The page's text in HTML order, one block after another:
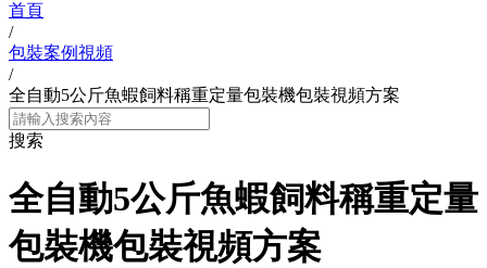
首頁
/
包裝案例視頻
/
全自動5公斤魚蝦飼料稱重定量包裝機包裝視頻方案
搜索
全自動5公斤魚蝦飼料稱重定量
包裝機包裝視頻方案